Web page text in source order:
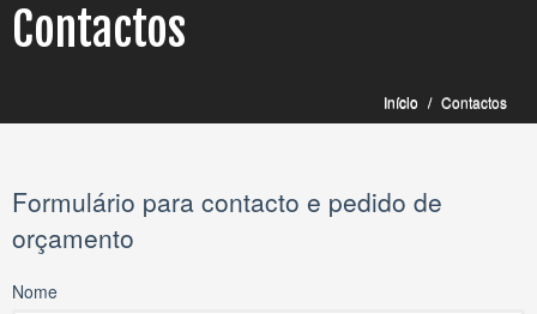
EQUIPA
SERVIÇOS
Contactos
Início / Contactos
Formulário para contacto e pedido de
orçamento
Nome